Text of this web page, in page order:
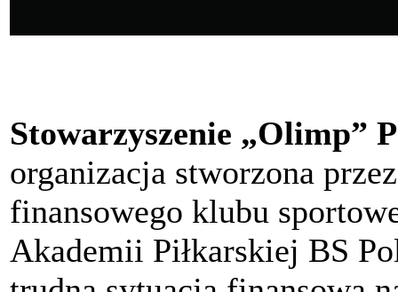
Stowarzyszenie „Olimp”
organizacja stworzona
finansowego klubu
Akademii Piłkarskiej BS